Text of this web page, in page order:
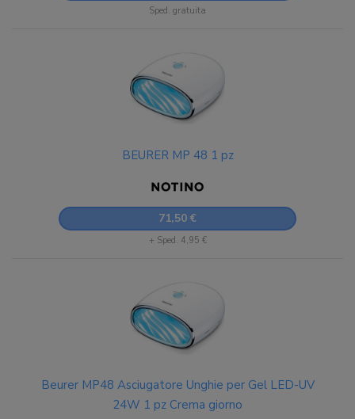
Sped. gratuita
BEURER MP 48 1 pz
71,50 €
+ Sped. 4,95 €
Beurer MP48 Asciugatore Unghie per Gel LED-UV
24W 1 pz Crema giorno